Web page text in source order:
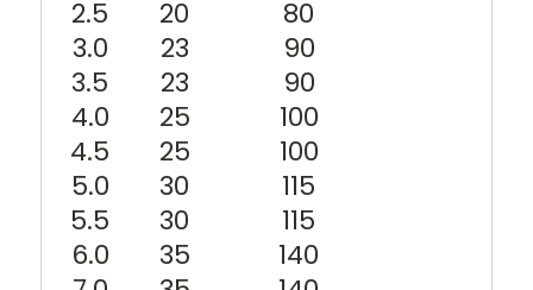
2.5
20
80
3.0
23
90
3.5
23
90
4.0
25
100
4.5
25
100
5.0
30
115
5.5
30
115
6.0
35
140